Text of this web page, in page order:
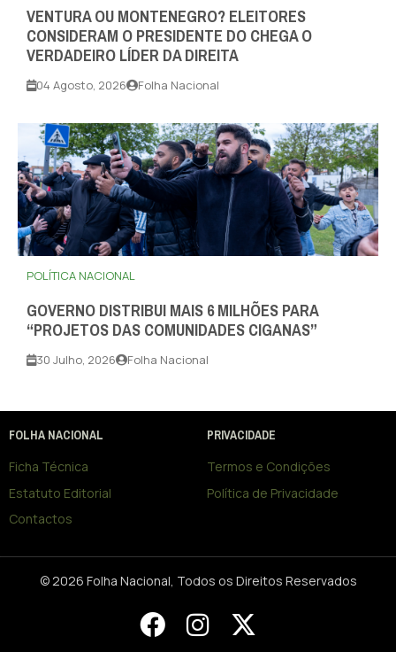
VENTURA OU MONTENEGRO? ELEITORES
CONSIDERAM O PRESIDENTE DO CHEGA O
VERDADEIRO LÍDER DA DIREITA
04 Agosto, 2026 Folha Nacional
POLÍTICA NACIONAL
GOVERNO DISTRIBUI MAIS 6 MILHÕES PARA
“PROJETOS DAS COMUNIDADES CIGANAS”
30 Julho, 2026 Folha Nacional
FOLHA NACIONAL
Ficha Técnica
Estatuto Editorial
Contactos
PRIVACIDADE
Termos e Condições
Política de Privacidade
© 2026 Folha Nacional, Todos os Direitos Reservados